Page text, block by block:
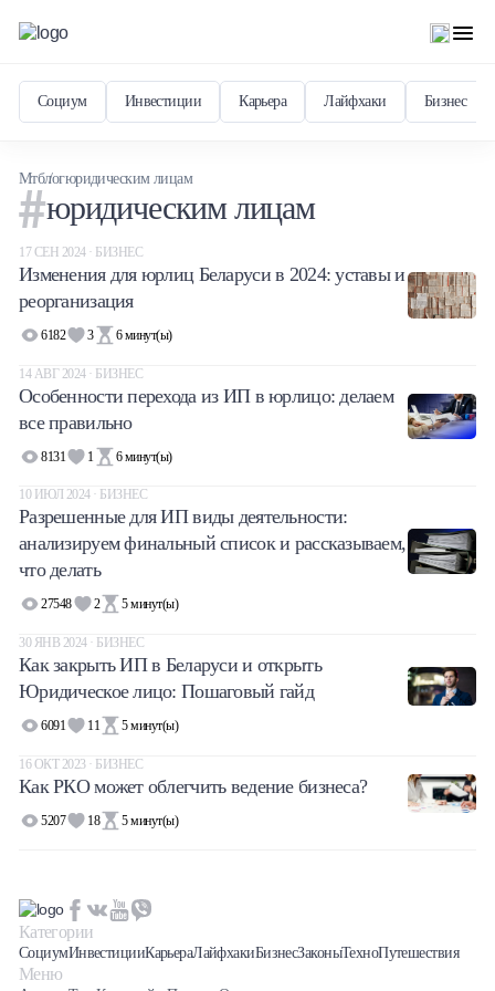
Социум Инвестиции Карьера Лайфхаки Бизнес
Халва
Онлайн-обменник
Премиальный сервис Prime Line
Мобильный банк MOBY
Карта КАКТУС
Мтблогюридическим лицам
юридическим лицам
17 СЕН 2024 · БИЗНЕС
Изменения для юрлиц Беларуси в 2024: уставы и
реорганизация
6182 3 6 минут(ы)
14 АВГ 2024 · БИЗНЕС
Особенности перехода из ИП в юрлицо: делаем
все правильно
8131 1 6 минут(ы)
10 ИЮЛ 2024 · БИЗНЕС
Разрешенные для ИП виды деятельности:
анализируем финальный список и рассказываем,
что делать
27548 2 5минут(ы)
30 ЯНВ 2024 · БИЗНЕС
Как закрыть ИП в Беларуси и открыть
Юридическое лицо: Пошаговый гайд
6091 11 5минут(ы)
16 ОКТ 2023 · БИЗНЕС
Как РКО может облегчить ведение бизнеса?
5207 18 5минут(ы)
Категории
СоциумИнвестицииКарьераЛайфхакиБизнесЗаконыТехноПутешествия
Меню